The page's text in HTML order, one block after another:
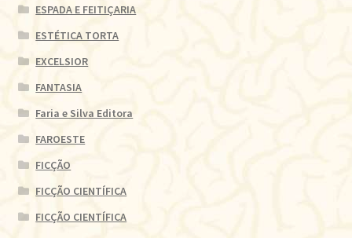
ESPADA E FEITIÇARIA
ESTÉTICA TORTA
EXCELSIOR
FANTASIA
Faria e Silva Editora
FAROESTE
FICÇÃO
FICÇÃO CIENTÍFICA
FICÇÃO CIENTÍFICA